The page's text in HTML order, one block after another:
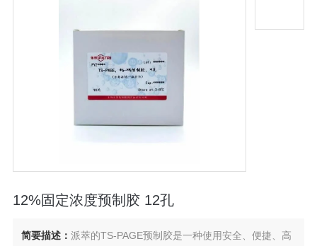
12%固定浓度预制胶 12孔
简要描述： 派萃的TS-PAGE预制胶是一种使用安全、便捷、高